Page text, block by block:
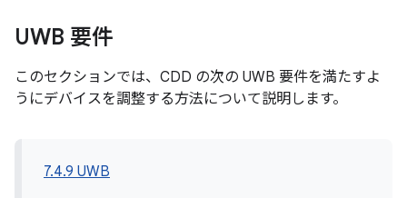
UWB 要件
このセクションでは、CDD の次の UWB 要件を満たすよ
うにデバイスを調整する方法について説明します。
7.4.9 UWB